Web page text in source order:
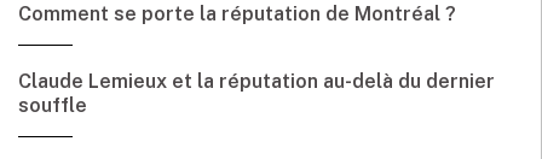
Comment se porte la réputation de Montréal ?
Claude Lemieux et la réputation au-delà du dernier
souffle